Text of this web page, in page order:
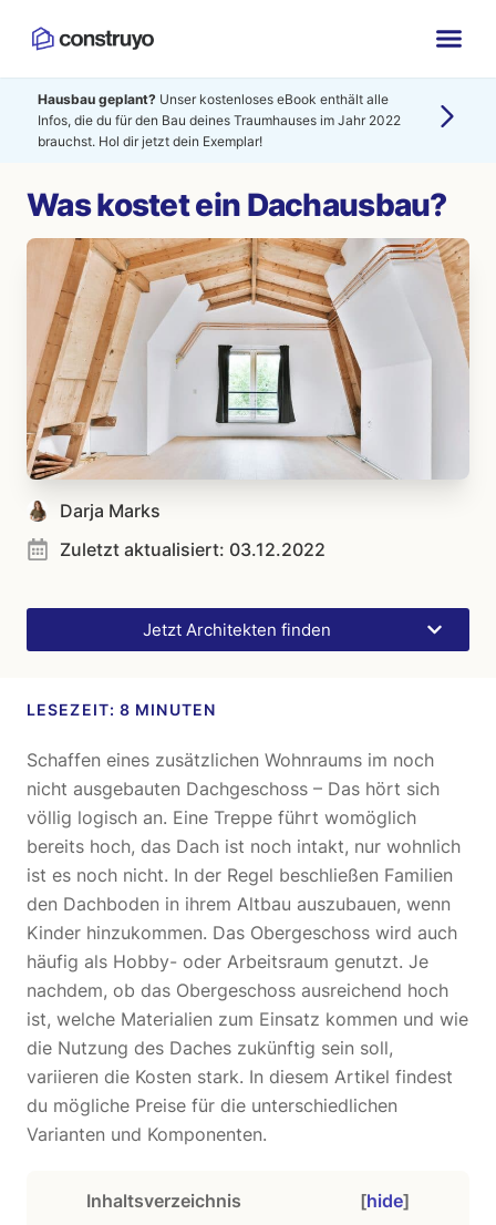
Hausbau geplant? Unser kostenloses eBook enthält alle
Infos, die du für den Bau deines Traumhauses im Jahr 2022
brauchst. Hol dir jetzt dein Exemplar!
Was kostet ein Dachausbau?
Darja Marks
Zuletzt aktualisiert: 03.12.2022
Jetzt Architekten finden
Schaffen eines zusätzlichen Wohnraums im noch
nicht ausgebauten Dachgeschoss – Das hört sich
völlig logisch an. Eine Treppe führt womöglich
bereits hoch, das Dach ist noch intakt, nur wohnlich
ist es noch nicht. In der Regel beschließen Familien
den Dachboden in ihrem Altbau auszubauen, wenn
Kinder hinzukommen. Das Obergeschoss wird auch
häufig als Hobby- oder Arbeitsraum genutzt. Je
nachdem, ob das Obergeschoss ausreichend hoch
ist, welche Materialien zum Einsatz kommen und wie
die Nutzung des Daches zukünftig sein soll,
variieren die Kosten stark. In diesem Artikel findest
du mögliche Preise für die unterschiedlichen
Varianten und Komponenten.
Inhaltsverzeichnis [hide]